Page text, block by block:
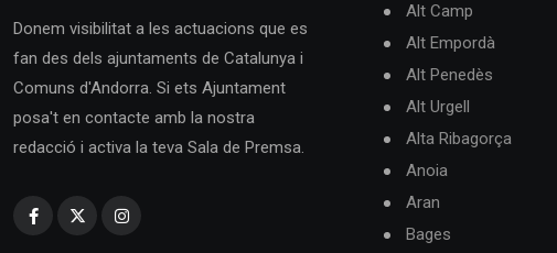
Donem visibilitat a les actuacions que es
fan des dels ajuntaments de Catalunya i
Comuns d'Andorra. Si ets Ajuntament
posa't en contacte amb la nostra
redacció i activa la teva Sala de Premsa.
Alt Camp
Alt Empordà
Alt Penedès
Alt Urgell
Alta Ribagorça
Anoia
Aran
Bages